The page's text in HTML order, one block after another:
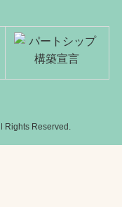
Rights Reserved.